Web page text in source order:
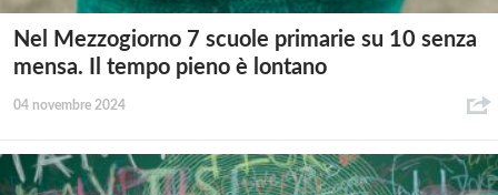
Nel Mezzogiorno 7 scuole primarie su 10 senza
mensa. Il tempo pieno è lontano
04 novembre 2024